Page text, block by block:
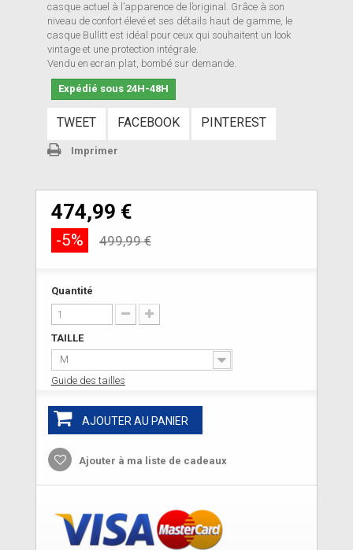
casque actuel à l’apparence de l’original. Grâce à son
niveau de confort élevé et ses détails haut de gamme, le
casque Bullitt est idéal pour ceux qui souhaitent un look
vintage et une protection intégrale.
Vendu en ecran plat, bombé sur demande.
Expédié sous 24H-48H
TWEET FACEBOOK PINTEREST
Imprimer
474,99 €
-5% 499,99 €
Quantité
TAILLE
M
Guide des tailles
AJOUTER AU PANIER
Ajouter à ma liste de cadeaux